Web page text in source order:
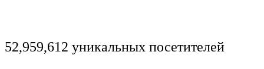
52,959,612 уникальных посетителей